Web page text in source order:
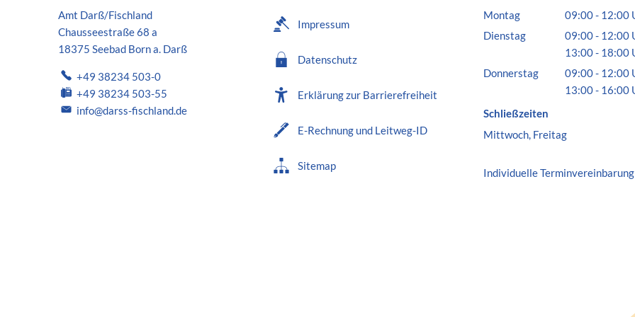
Amt Darß/Fischland
Chausseestraße 68 a
18375 Seebad Born a. Darß
+49 38234 503-0
+49 38234 503-55
info@darss-fischland.de
Impressum
Datenschutz
Erklärung zur Barrierefreiheit
E-Rechnung und Leitweg-ID
Sitemap
Montag 09:00- 12:00
Von 09:00 bis
Dienstag 09:00- 12:00
Von 09:00 bis
13:00- 18:00
Von 13:00 bis
Donnerstag 09:00- 12:00
Von 09:00 bis
13:00- 16:00
Schließzeiten
Mittwoch, Freitag
IndividuelleTerminvereinbarung